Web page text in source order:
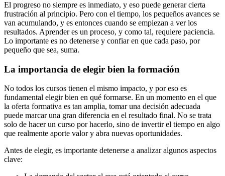
El progreso no siempre es inmediato, y eso puede generar cierta
frustración al principio. Pero con el tiempo, los pequeños avances se
van acumulando, y es entonces cuando se empiezan a ver los
resultados. Aprender es un proceso, y como tal, requiere paciencia.
Lo importante es no detenerse y confiar en que cada paso, por
pequeño que sea, suma.
La importancia de elegir bien la formación
No todos los cursos tienen el mismo impacto, y por eso es
fundamental elegir bien en qué formarse. En un momento en el que
la oferta formativa es tan amplia, tomar una decisión adecuada
puede marcar una gran diferencia en el resultado final. No se trata
solo de hacer un curso por hacerlo, sino de invertir el tiempo en algo
que realmente aporte valor y abra nuevas oportunidades.
Antes de elegir, es importante detenerse a analizar algunos aspectos
clave: